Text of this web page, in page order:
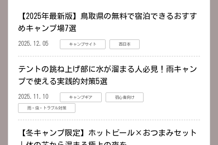
【2025年最新版】鳥取県の無料で宿泊できるおすす
めキャンプ場7選
2025.12.05 キャンプサイト 西日本
テントの跳ね上げ部に水が溜まる人必見！雨キャン
プで使える実践的対策5選
2025.11.10 キャンプギア 初心者向け
雨・虫・トラブル対策
【冬キャンプ限定】ホットビール×おつまみセット